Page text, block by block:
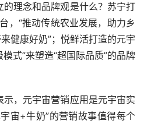
理念和品牌观是什么？苏宁打
，“推动传统农业发展，助力乡
健康好奶”；悦鲜活打造的元宇
式”来塑造“超国际品质”的品牌
，元宇宙营销应用是元宇宙实
宙+牛奶”的营销故事值得每个